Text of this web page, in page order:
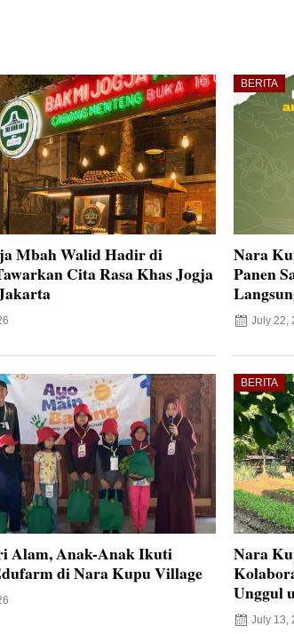
Mbah Walid Hadir di
Cita Rasa Khas Jogja
BERITA
Nara
Panen
July 22,
Alam, Anak-Anak Ikuti
di Nara Kupu Village
BERITA
Nara
Unggul
July 13,